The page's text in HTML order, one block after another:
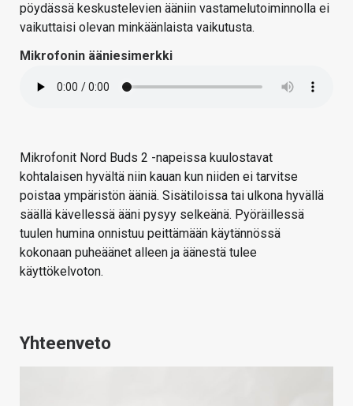
pöydässä keskustelevien ääniin vastamelutoiminnolla ei
vaikuttaisi olevan minkäänlaista vaikutusta.
Mikrofonin ääniesimerkki
Mikrofonit Nord Buds 2 -napeissa kuulostavat
kohtalaisen hyvältä niin kauan kun niiden ei tarvitse
poistaa ympäristön ääniä. Sisätiloissa tai ulkona hyvällä
säällä kävellessä ääni pysyy selkeänä. Pyöräillessä
tuulen humina onnistuu peittämään käytännössä
kokonaan puheäänet alleen ja äänestä tulee
käyttökelvoton.
Yhteenveto